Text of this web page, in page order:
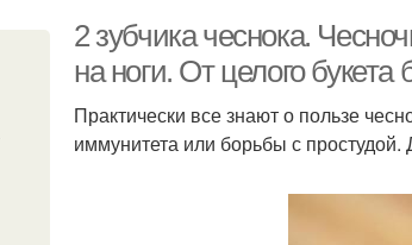
2 зубчика чеснока.
на ноги. От целого букета
Практически все знают о пользе
иммунитета или борьбы с